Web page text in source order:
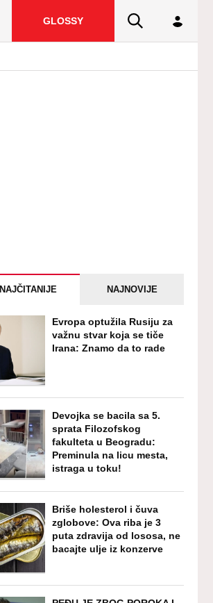
GLOSSY
NAJČITANIJE NAJNOVIJE
Evropa optužila Rusiju za
važnu stvar koja se tiče
Irana: Znamo da to rade
Devojka se bacila sa 5.
sprata Filozofskog
fakulteta u Beogradu:
Preminula na licu mesta,
istraga u toku!
Briše holesterol i čuva
zglobove: Ova riba je 3
puta zdravija od lososa, ne
bacajte ulje iz konzerve